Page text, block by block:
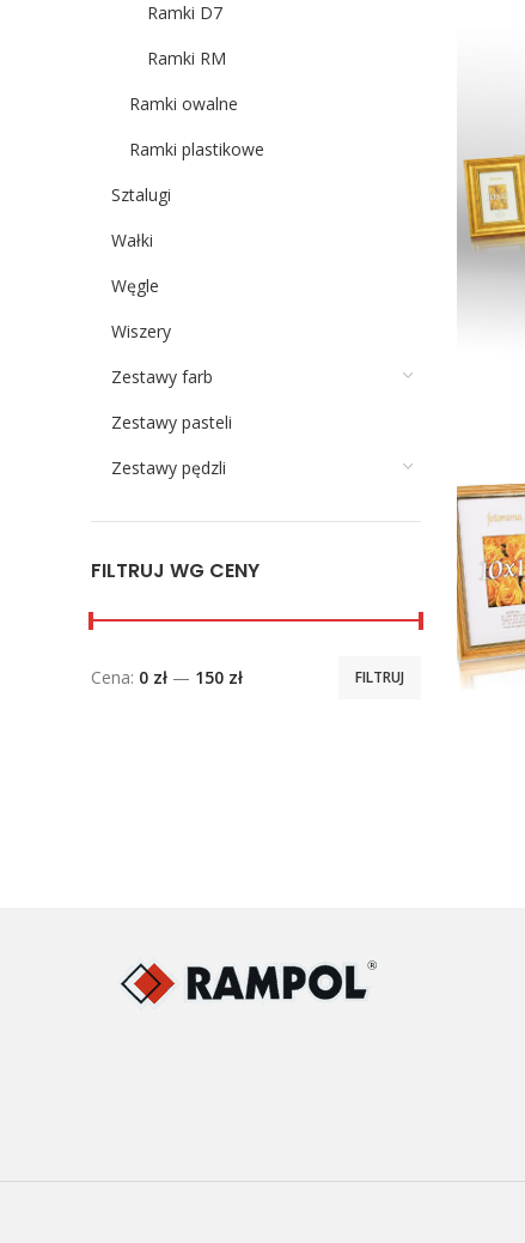
Ramki D7
Ramki RM
Ramki owalne
Ramki plastikowe
Sztalugi
Wałki
Węgle
Wiszery
Zestawy farb
Zestawy pasteli
Zestawy pędzli
FILTRUJ WG CENY
FILTRUJ
Cena: 0 zł — 150 zł